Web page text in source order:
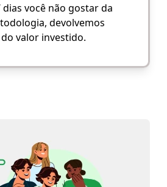
dias você não gostar da
devolvemos
do valor investido.